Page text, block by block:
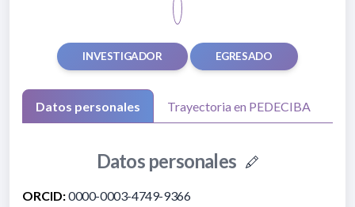
INVESTIGADOR EGRESADO
Datos personales Trayectoria en PEDECIBA
Datos personales
ORCID:0000-0003-4749-9366